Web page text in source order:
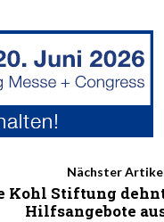
Nächster
Kohl Stiftung
Hilfsangebote